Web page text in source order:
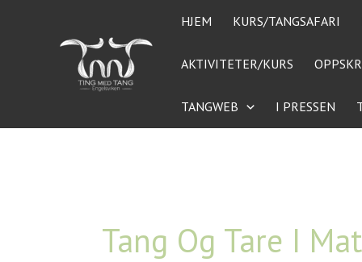
HJEM KURS/TANGSAFARI
AKTIVITETER/KURS
TANGWEB I PRESSEN
Tang Og Tare I Mat